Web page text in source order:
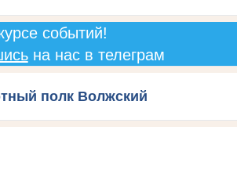
событий!
на нас в телеграм
полк Волжский